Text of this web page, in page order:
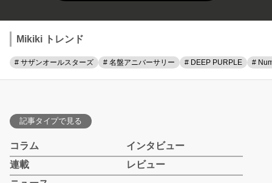
Mikiki トレンド
# サザンオールスターズ # 名盤アニバーサリー # DEEP PURPLE #
記事タイプで見る
コラム
インタビュー
連載
レビュー